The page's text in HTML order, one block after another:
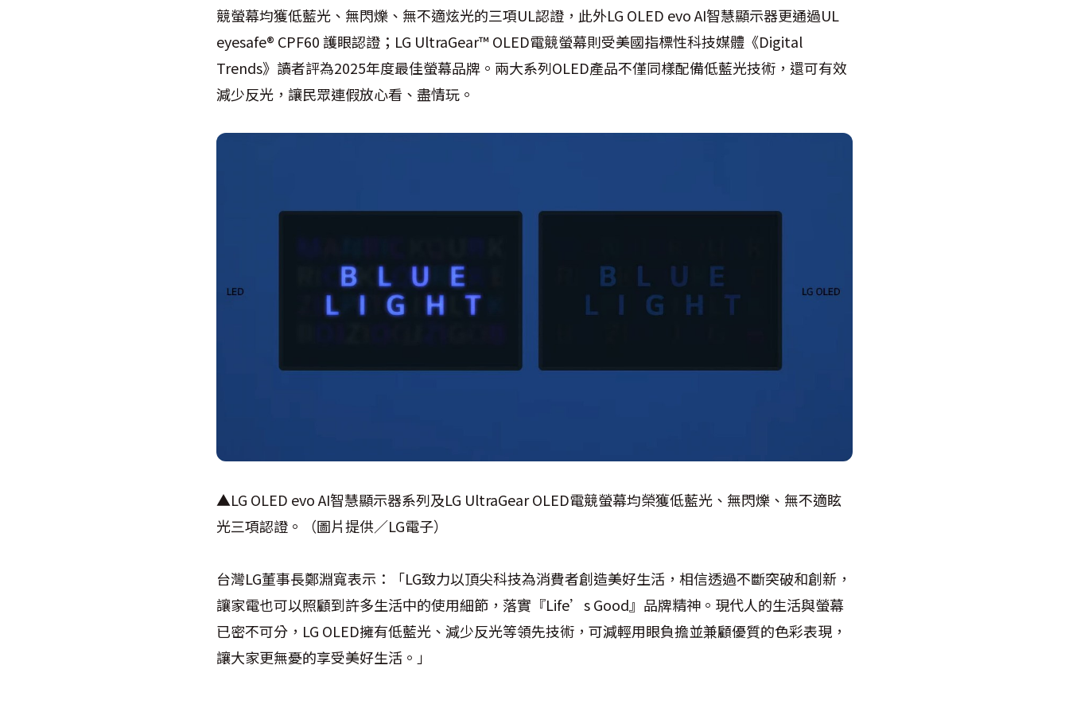
競螢幕均獲低藍光、無閃爍、無不適炫光的三項UL認證，此外LG OLED evo AI智慧顯示器更通過UL
eyesafe® CPF60 護眼認證；LG UltraGear™ OLED電競螢幕則受美國指標性科技媒體《Digital
Trends》讀者評為2025年度最佳螢幕品牌。兩大系列OLED產品不僅同樣配備低藍光技術，還可有效
減少反光，讓民眾連假放心看、盡情玩。
▲LG OLED evo AI智慧顯示器系列及LG UltraGear OLED電競螢幕均榮獲低藍光、無閃爍、無不適眩
光三項認證。（圖片提供／LG電子）
台灣LG董事長鄭淵寬表示：「LG致力以頂尖科技為消費者創造美好生活，相信透過不斷突破和創新，
讓家電也可以照顧到許多生活中的使用細節，落實『Life’s Good』品牌精神。現代人的生活與螢幕
已密不可分，LG OLED擁有低藍光、減少反光等領先技術，可減輕用眼負擔並兼顧優質的色彩表現，
讓大家更無憂的享受美好生活。」